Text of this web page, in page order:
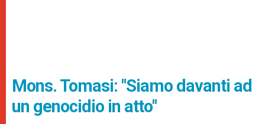
Mons. Tomasi: "Siamo davanti ad
un genocidio in atto"